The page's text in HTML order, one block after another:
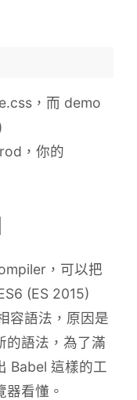
，而 demo
，你的
，可以把
(ES 2015)
容語法，原因是
的語法，為了滿
Babel 這樣的工
看懂。